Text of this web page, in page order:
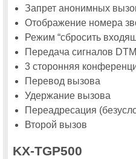
Контакт-центр
МОИ КОНТАКТЫ
Запрет анонимных
Отображение номера
Режим “сбросить
Передача сигналов
3 сторонняя
Перевод вызова
Удержание вызова
Переадресация
Второй вызов
KX-TGP500